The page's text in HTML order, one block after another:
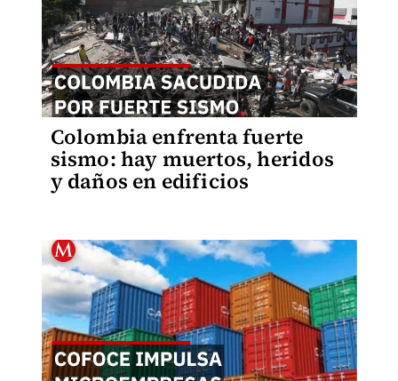
Colombia enfrenta fuerte
sismo: hay muertos, heridos
y daños en edificios